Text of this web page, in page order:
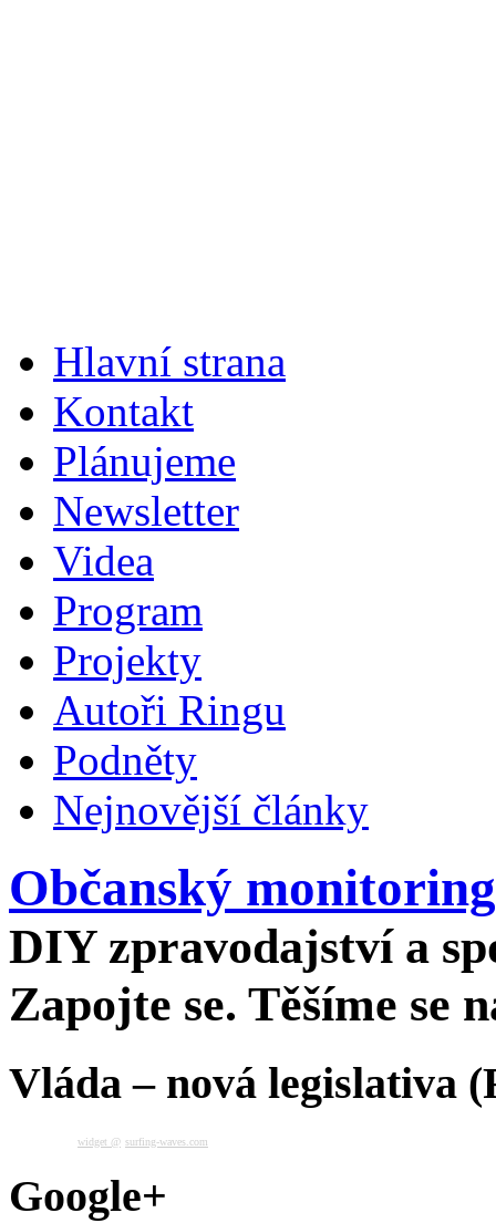
Hlavní strana
Kontakt
Plánujeme
Newsletter
Videa
Program
Projekty
Autoři Ringu
Podněty
Nejnovější články
Občanský monitoring
DIY zpravodajství a
Zapojte se. Těšíme se
Vláda – nová legislativa
widget @ surfing-waves.com
Google+